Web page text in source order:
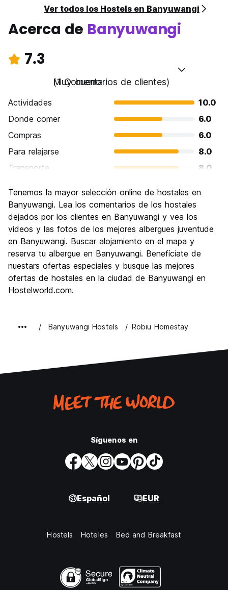
Ver todos los Hostels en Banyuwangi
Acerca de Banyuwangi
7.3
Muy bueno
(1 Comentarios de clientes)
Actividades
10.0
Donde comer
6.0
Compras
6.0
Para relajarse
8.0
Transporte
8.0
Cultura
Fiesta
Calidad Precio
8.0
Tenemos la mayor selección online de hostales en
Banyuwangi. Lea los comentarios de los hostales
dejados por los clientes en Banyuwangi y vea los
videos y las fotos de los mejores albergues juventude
en Banyuwangi. Buscar alojamiento en el mapa y
reserva tu albergue en Banyuwangi. Benefíciate de
nuestars ofertas especiales y busque las mejores
ofertas de hostales en la ciudad de Banyuwangi en
Hostelworld.com.
Banyuwangi Hostels Robiu Homestay
Síguenos en
Español EUR
Hostels Hoteles Bed and Breakfast